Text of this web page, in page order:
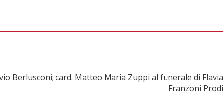
Berlusconi; card. Matteo Maria Zuppi al funerale di Flavia
Franzoni Prodi